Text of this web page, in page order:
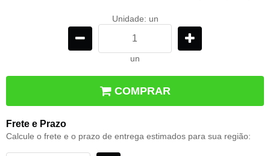
Unidade: un
un
COMPRAR
Frete e Prazo
Calcule o frete e o prazo de entrega estimados para sua região: